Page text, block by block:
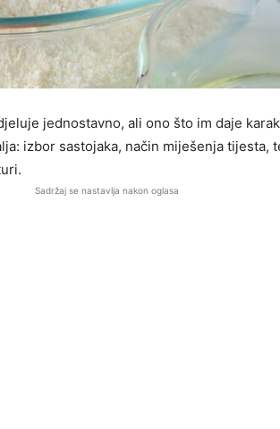
jednostavno, ali ono što im daje
izbor sastojaka, način miješenja tijesta,
Sadržaj se nastavlja nakon oglasa